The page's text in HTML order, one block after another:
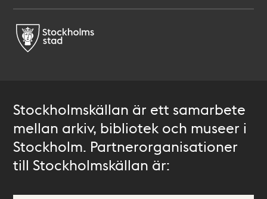
Stockholmskällan är ett samarbete
mellan arkiv, bibliotek och museer i
Stockholm. Partnerorganisationer
till Stockholmskällan är: